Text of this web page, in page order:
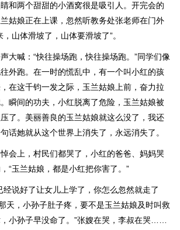
和两个甜甜的小酒窝很是吸引人。开完会的
姑娘正在上课，忽然听教务处张老师在门外
山体滑坡了，山体要滑坡了”。
大喊：“快往操场跑，快往操场跑。”同学们像
外跑。在一时的慌乱中，有一个叫小红的孩
在这千钧一发之际，玉兰姑娘上前，奋力拉
瞬间的功夫，小红脱离了危险，玉兰姑娘被
了。美丽善良的玉兰姑娘就这么没了，我还
话她就从这个世界上消失了，永远消失了。
会上，村民们都哭了，小红的爸爸、妈妈哭
“玉兰姑娘，都是小红把你害了。”
经说好了让女儿上学了，你怎么忽然就走了
天，小孙子肚子疼，要不是玉兰姑娘及时叫救
小孙子早没命了。”张嫂在哭，李叔在哭……